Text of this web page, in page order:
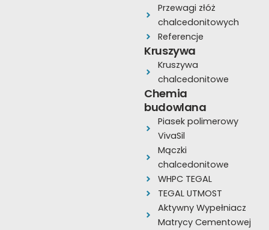
Przewagi złóż
chalcedonitowych
Referencje
Kruszywa
Kruszywa
chalcedonitowe
Chemia
budowlana
Piasek polimerowy
VivaSil
Mączki
chalcedonitowe
WHPC TEGAL
TEGAL UTMOST
Aktywny Wypełniacz
Matrycy Cementowej